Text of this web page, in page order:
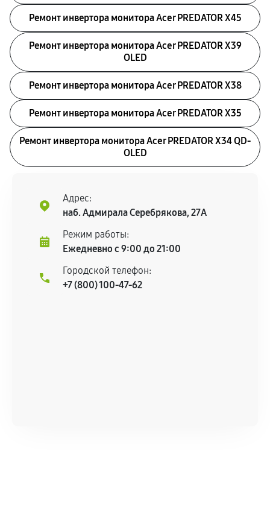
Ремонт инвертора монитора Acer PREDATOR X45
Ремонт инвертора монитора Acer PREDATOR X39
OLED
Ремонт инвертора монитора Acer PREDATOR X38
Ремонт инвертора монитора Acer PREDATOR X35
Ремонт инвертора монитора Acer PREDATOR X34 QD-
OLED
Адрес:
наб. Адмирала Серебрякова, 27А
Режим работы:
Ежедневно с 9:00 до 21:00
Городской телефон:
+7 (800) 100-47-62